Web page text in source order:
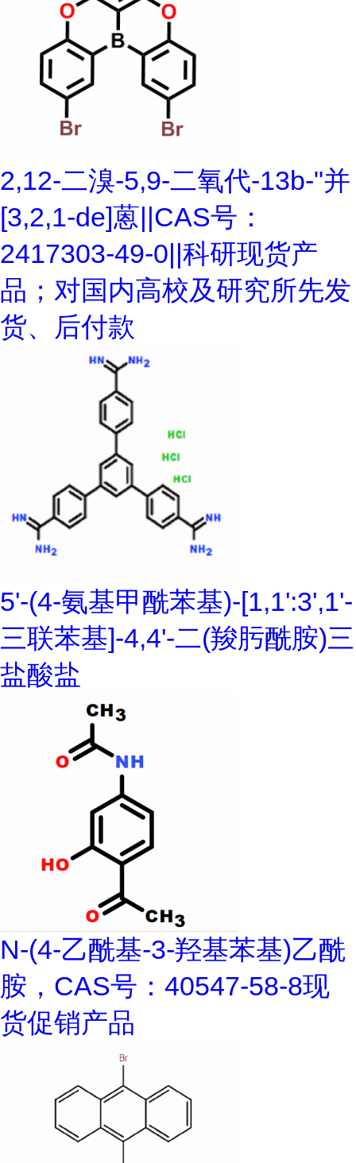
2,12-二溴-5,9-二氧代-13b-"并
[3,2,1-de]蒽||CAS号：
2417303-49-0||科研现货产
品；对国内高校及研究所先发
货、后付款
5'-(4-氨基甲酰苯基)-[1,1':3',1'-
三联苯基]-4,4'-二(羧肟酰胺)三
盐酸盐
N-(4-乙酰基-3-羟基苯基)乙酰
胺，CAS号：40547-58-8现
货促销产品